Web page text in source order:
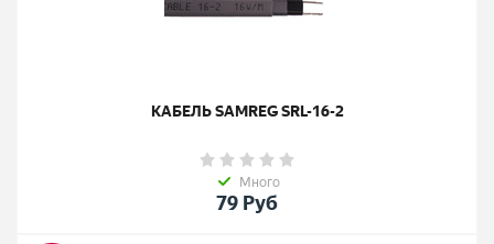
КАБЕЛЬ SAMREG SRL-16-2
Много
79 Руб